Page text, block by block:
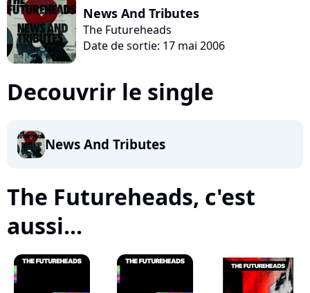
News And Tributes
The Futureheads
Date de sortie: 17 mai 2006
Decouvrir le single
News And Tributes
The Futureheads, c'est
aussi...